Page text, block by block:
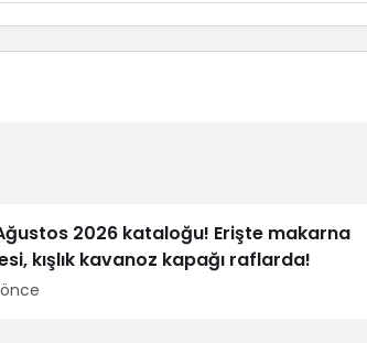
2026 kataloğu! Erişte makarna
kışlık kavanoz kapağı raflarda!